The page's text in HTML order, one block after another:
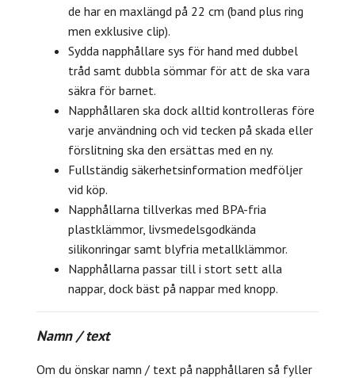
de har en maxlängd på 22 cm (band plus ring
men exklusive clip).
Sydda napphållare sys för hand med dubbel
tråd samt dubbla sömmar för att de ska vara
säkra för barnet.
Napphållaren ska dock alltid kontrolleras före
varje användning och vid tecken på skada eller
förslitning ska den ersättas med en ny.
Fullständig säkerhetsinformation medföljer
vid köp.
Napphållarna tillverkas med BPA-fria
plastklämmor, livsmedelsgodkända
silikonringar samt blyfria metallklämmor.
Napphållarna passar till i stort sett alla
nappar, dock bäst på nappar med knopp.
Namn / text
Om du önskar namn / text på napphållaren så fyller